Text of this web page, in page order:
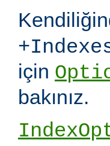
için
bakınız.